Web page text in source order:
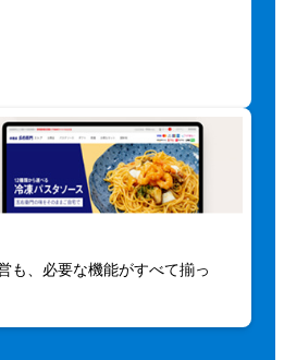
も、必要な機能がすべて揃っ